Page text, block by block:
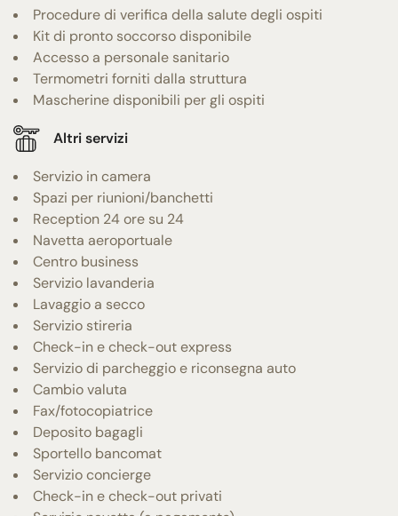
Procedure di verifica della salute degli ospiti
Kit di pronto soccorso disponibile
Accesso a personale sanitario
Termometri forniti dalla struttura
Mascherine disponibili per gli ospiti
Altri servizi
Servizio in camera
Spazi per riunioni/banchetti
Reception 24 ore su 24
Navetta aeroportuale
Centro business
Servizio lavanderia
Lavaggio a secco
Servizio stireria
Check-in e check-out express
Servizio di parcheggio e riconsegna auto
Cambio valuta
Fax/fotocopiatrice
Deposito bagagli
Sportello bancomat
Servizio concierge
Check-in e check-out privati